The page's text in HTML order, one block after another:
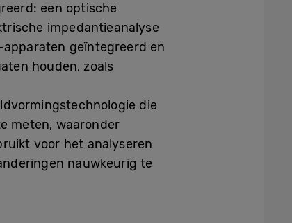
een optische
impedantieanalyse
apparaten geïntegreerd en
houden, zoals
die
meten, waaronder
voor het analyseren
nauwkeurig te